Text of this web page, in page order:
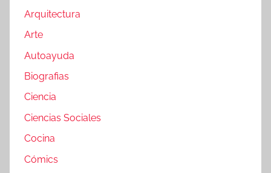
Arquitectura
Arte
Autoayuda
Biografias
Ciencia
Ciencias Sociales
Cocina
Cómics